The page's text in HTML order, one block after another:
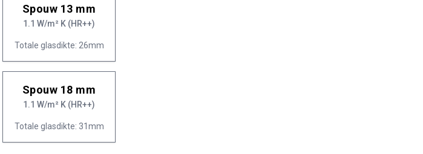
Spouw 13 mm
1.1 W/m² K (HR++)
Totale glasdikte: 26mm
Spouw 18 mm
1.1 W/m² K (HR++)
Totale glasdikte: 31mm